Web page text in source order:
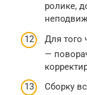
ролике,
Для того
—
Сборку